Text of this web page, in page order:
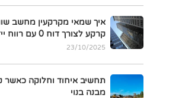
איך שמאי מקרקעין מחשב
קרקע לצורך דוח 0 עם רווח ייזמי
23/10/2025
תחשיב איחוד וחלוקה כאשר
מבנה בנוי